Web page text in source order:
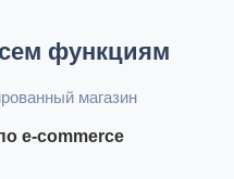
функциям
магазин
e-commerce